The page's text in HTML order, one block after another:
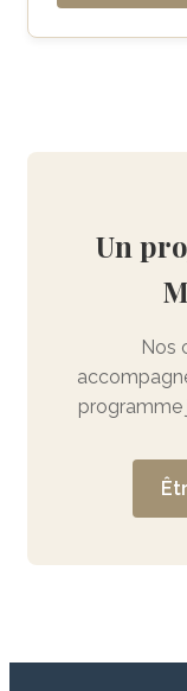
Un
Nos
programme